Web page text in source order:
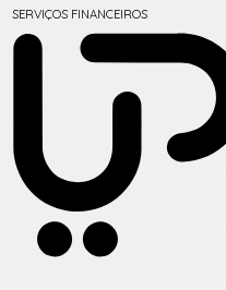
SERVIÇOS FINANCEIROS